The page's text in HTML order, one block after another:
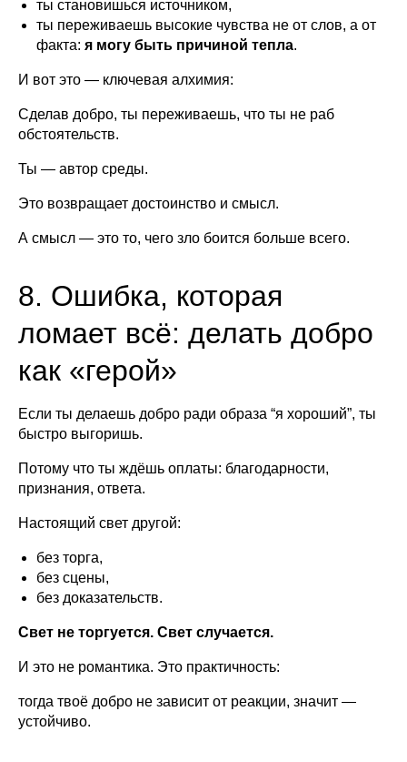
ты становишься источником,
ты переживаешь высокие чувства не от слов, а от
факта: я могу быть причиной тепла.
И вот это — ключевая алхимия:
Сделав добро, ты переживаешь, что ты не раб
обстоятельств.
Ты — автор среды.
Это возвращает достоинство и смысл.
А смысл — это то, чего зло боится больше всего.
8. Ошибка, которая
ломает всё: делать добро
как «герой»
Если ты делаешь добро ради образа “я хороший”, ты
быстро выгоришь.
Потому что ты ждёшь оплаты: благодарности,
признания, ответа.
Настоящий свет другой:
без торга,
без сцены,
без доказательств.
Свет не торгуется. Свет случается.
И это не романтика. Это практичность:
тогда твоё добро не зависит от реакции, значит —
устойчиво.